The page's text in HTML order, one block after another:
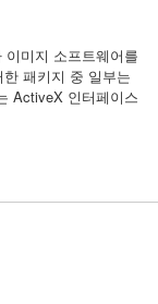
미지 소프트웨어를
패키지 중 일부는
ActiveX 인터페이스